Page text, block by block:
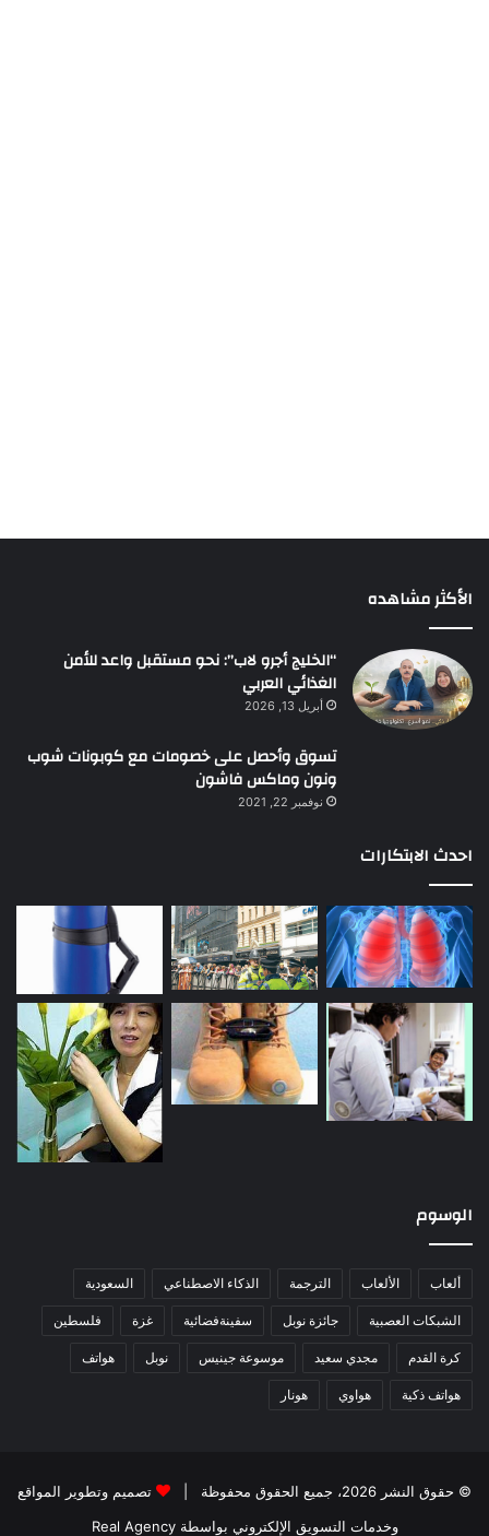
الأكثر مشاهده
“الخليج أجرو لاب”: نحو مستقبل واعد للأمن
الغذائي العربي
أبريل 13, 2026
تسوق وأحصل على خصومات مع كوبونات شوب
ونون وماكس فاشون
نوفمبر 22, 2021
احدث الابتكارات
الوسوم
ألعاب الألعاب الترجمة الذكاء الاصطناعي السعودية
الشبكات العصبية جائزة نوبل سفينةفضائية غزة فلسطين
كرة القدم مجدي سعيد موسوعة جينيس نوبل هواتف
هواتف ذكية هواوي هونار
© حقوق النشر 2026، جميع الحقوق محفوظة |
تصميم وتطوير المواقع
وخدمات التسويق الإلكتروني بواسطة Real Agency